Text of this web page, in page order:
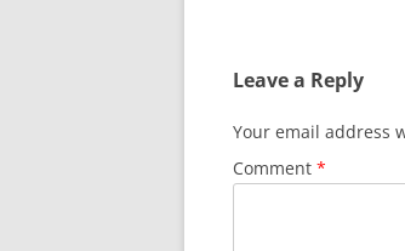
Leave a Reply
Your email address
Comment *